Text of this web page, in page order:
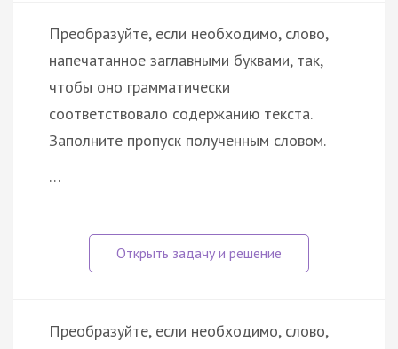
Преобразуйте, если необходимо, слово,
напечатанное заглавными буквами, так,
чтобы оно грамматически
соответствовало содержанию текста.
Заполните пропуск полученным словом.
…
Преобразуйте, если необходимо, слово,